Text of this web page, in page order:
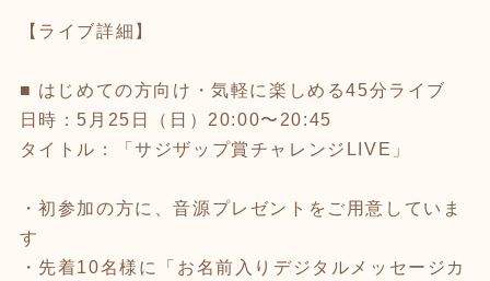
【ライブ詳細】
■ はじめての方向け・気軽に楽しめる45分ライブ
日時：5月25日（日）20:00〜20:45
タイトル：「サジザップ賞チャレンジLIVE」
・初参加の方に、音源プレゼントをご用意していま
す
・先着10名様に「お名前入りデジタルメッセージカ